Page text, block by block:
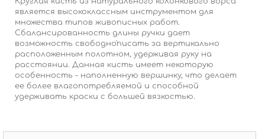
является высококлассным инструментом для
множества типов живописных работ.
Сбалансированность длины ручки дает
возможность свободно'писать за вертикально
расположенным полотном, удерживая руку на
расстоянии. Данная кисть имеет некоторую
особенность - наполненную вершинку, что делает
ее более влагопотребляемой и способной
удерживать краски с большей вязкостью.